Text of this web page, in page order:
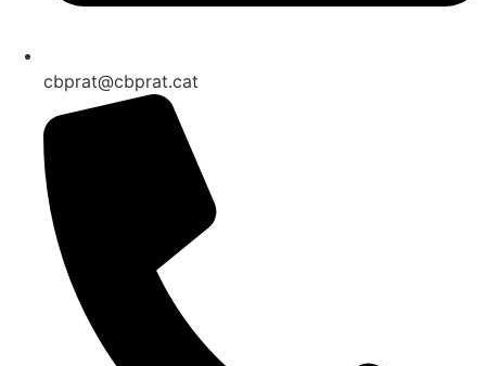
cbprat@cbprat.cat